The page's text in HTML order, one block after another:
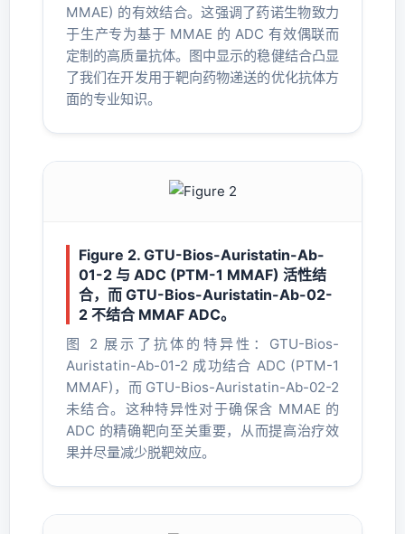
MMAE) 的有效结合。这强调了药诺生物致力
于生产专为基于 MMAE 的 ADC 有效偶联而
定制的高质量抗体。图中显示的稳健结合凸显
了我们在开发用于靶向药物递送的优化抗体方
面的专业知识。
Figure 2. GTU-Bios-Auristatin-Ab-
01-2 与 ADC (PTM-1 MMAF) 活性结
合，而 GTU-Bios-Auristatin-Ab-02-
2 不结合 MMAF ADC。
图 2 展示了抗体的特异性：GTU-Bios-
Auristatin-Ab-01-2 成功结合 ADC (PTM-1
MMAF)，而 GTU-Bios-Auristatin-Ab-02-2
未结合。这种特异性对于确保含 MMAE 的
ADC 的精确靶向至关重要，从而提高治疗效
果并尽量减少脱靶效应。